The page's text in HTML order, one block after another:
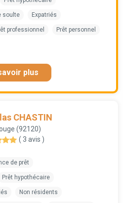
soulte Expatriés
professionnel Prêt personnel
plus
CHASTIN
(92120)
( 3 avis )
de prêt
Prêt hypothécaire
Non résidents